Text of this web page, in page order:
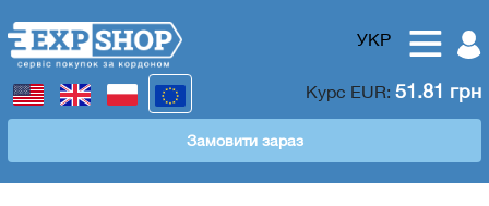
УКР
Курс EUR: 51.81 грн
Замовити зараз